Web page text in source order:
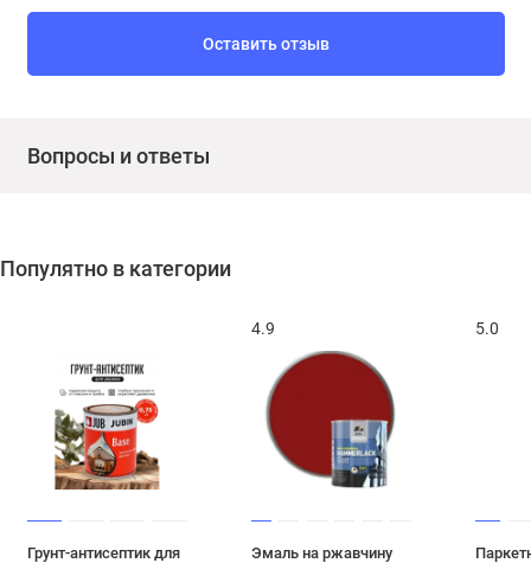
Оставить отзыв
Вопросы и ответы
Популятно в категории
Грунт-антисептик для
4.9
Эмаль на ржавчину
5.0